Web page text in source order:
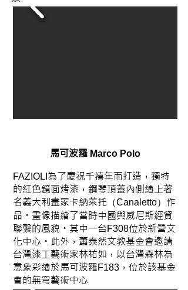
馬可波羅 Marco Polo
FAZIOLI 為了慶祝千禧年而打造，獨特
的紅色鏡面烤漆，鋼琴頂蓋內側繪上著
名義大利畫家卡納萊托 （Canaletto） 作
品。畫像描繪了當時中國與威尼斯經貿
聯繫的風貌。其中一台F308位於新營文
化中心。此外，蕭泰然文教基金會邀請
台灣漆工藝術家林祐如，以台灣森林為
意象彩繪於馬可波羅F183 ，位於該基金
會的無穹藝術中心